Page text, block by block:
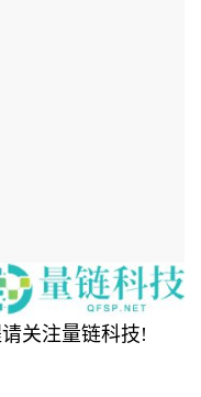
关注量链科技!